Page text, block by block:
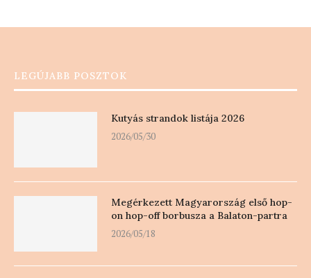
LEGÚJABB POSZTOK
Kutyás strandok listája 2026
2026/05/30
Megérkezett Magyarország első hop-
on hop-off borbusza a Balaton-partra
2026/05/18